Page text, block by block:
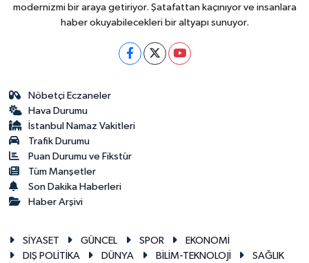
modernizmi bir araya getiriyor. Şatafattan kaçınıyor ve insanlara
haber okuyabilecekleri bir altyapı sunuyor.
Nöbetçi Eczaneler
Hava Durumu
İstanbul Namaz Vakitleri
Trafik Durumu
Puan Durumu ve Fikstür
Tüm Manşetler
Son Dakika Haberleri
Haber Arşivi
SİYASET GÜNCEL SPOR
EKONOMİ
DIŞ POLİTİKA
DÜNYA BİLİM-TEKNOLOJİ SAĞLIK